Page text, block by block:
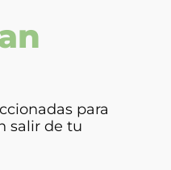
para
salir de tu